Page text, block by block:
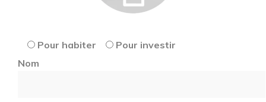
Pour habiter
Pour investir
Nom